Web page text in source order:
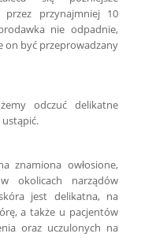
przynajmniej 10
nie odpadnie,
on być przeprowadzany
odczuć delikatne
znamiona owłosione,
okolicach narządów
jest delikatna, na
a także u pacjentów
oraz uczulonych na